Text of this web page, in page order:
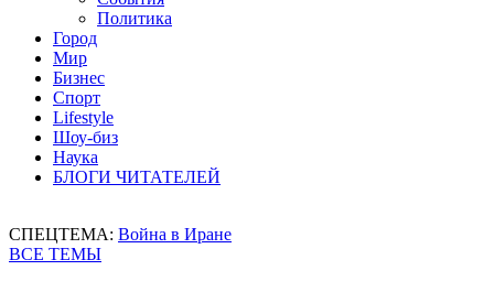
Политика
Город
Мир
Бизнес
Спорт
Lifestyle
Шоу-биз
Наука
БЛОГИ ЧИТАТЕЛЕЙ
СПЕЦТЕМА: Война в Иране
ВСЕ ТЕМЫ